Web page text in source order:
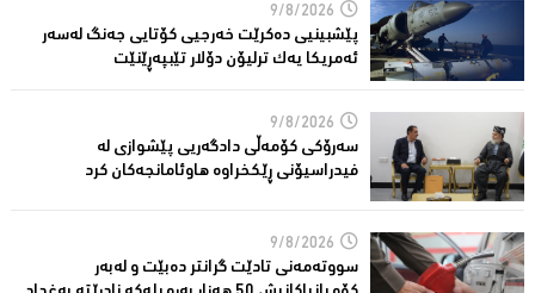
9/8/2026
پێشبینیی دەكرێت خەرجیی كۆتایی جەنگ لەسەر
ئەمریكا یەك ترلیۆن دۆلار تێبپەڕێنێت
9/8/2026
سەرۆكی كۆمەڵى دادگەریی پێشوازی لە
فیدراسیۆنی ڕێكخراوە هاوئامانجەكان کرد
9/8/2026
سووتەمەنى تادێت گرانتر دەبێت و لەبەر